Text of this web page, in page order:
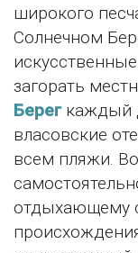
широкого
Солнечном
загорать
Берег каждый
власовские
всем пляжи.
отдыхающему